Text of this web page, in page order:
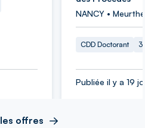
NANCY •
CDD Doctorant
Publiée il y a 19
offres